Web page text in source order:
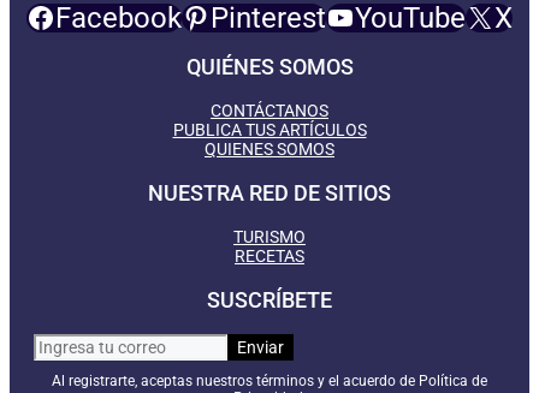
Facebook Pinterest YouTube X
QUIÉNES SOMOS
CONTÁCTANOS
PUBLICA TUS ARTÍCULOS
QUIENES SOMOS
NUESTRA RED DE SITIOS
TURISMO
RECETAS
SUSCRÍBETE
Al registrarte, aceptas nuestros términos y el acuerdo de Política de